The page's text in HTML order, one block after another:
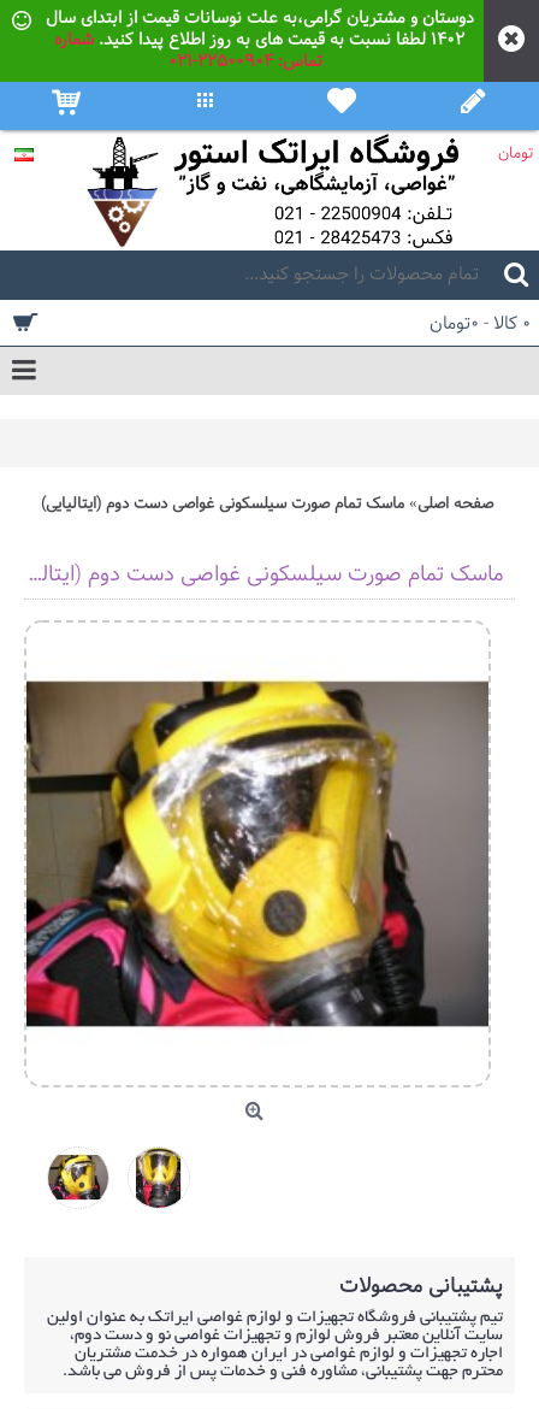
دوستان و مشتریان گرامی،به علت نوسانات قیمت از ابتدای سال
۱۴۰۲ لطفا نسبت به قیمت های به روز اطلاع پیدا کنید. شماره
تماس: 22500904-021
تومان
0 کالا - 0تومان
صفحه اصلی ماسک تمام صورت سیلسکونی غواصی دست دوم (ایتالیایی)
ماسک تمام صورت سیلسکونی غواصی دست دوم (ایتالیایی)
پشتیبانی محصولات
تیم پشتیبانی فروشگاه تجهیزات و لوازم غواصی ایراتک به عنوان اولین
سایت آنلاین معتبر فروش لوازم و تجهیزات غواصی نو و دست دوم،
اجاره تجهیزات و لوازم غواصی در ایران همواره در خدمت مشتریان
محترم جهت پشتیبانی، مشاوره فنی و خدمات پس از فروش می باشد.